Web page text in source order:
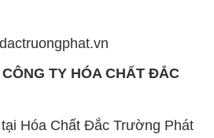
TY HÓA CHẤT ĐẮC
tại Hóa Chất Đắc Trường Phát